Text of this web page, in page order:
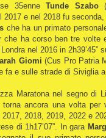
35enneTunde Szabo
e nel 2018 fu
che ha un primato
ha corso ben tre volte
nel 2016 in 2h39’45”
Giomi(Cus Pro Patria
e sulle strade di Siviglia a
Maratona nel segno di
ancora una volta per
2018, 2019, 2022 e
di 1h17’07”. In gara